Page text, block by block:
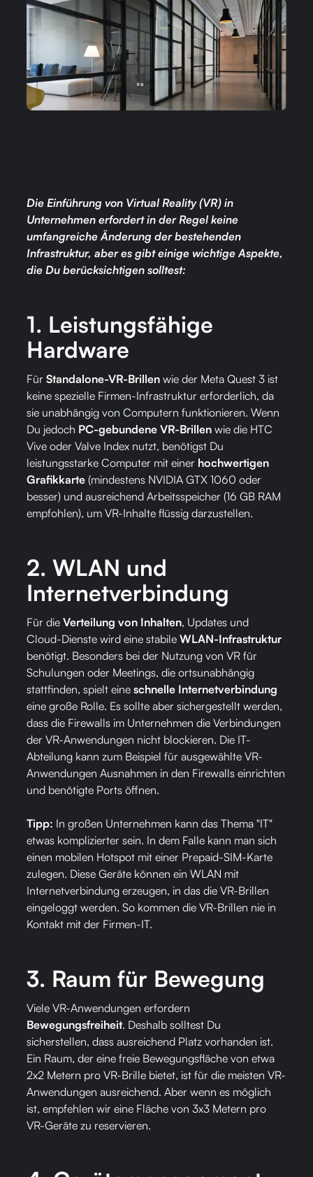
Die Einführung von Virtual Reality (VR) in
Unternehmen erfordert in der Regel keine
umfangreiche Änderung der bestehenden
Infrastruktur, aber es gibt einige wichtige Aspekte,
die Du berücksichtigen solltest:
1. Leistungsfähige
Hardware
FürStandalone-VR-Brillen wie der Meta Quest 3 ist
keine spezielle Firmen-Infrastruktur erforderlich, da
sie unabhängig von Computern funktionieren. Wenn
Du jedoch PC-gebundene VR-Brillen wie die HTC
Vive oder Valve Index nutzt, benötigst Du
leistungsstarke Computer mit einer hochwertigen
Grafikkarte (mindestens NVIDIA GTX 1060 oder
besser) und ausreichend Arbeitsspeicher (16 GB RAM
empfohlen), um VR-Inhalte flüssig darzustellen​.
2.WLAN und
Internetverbindung
Für dieVerteilung von Inhalten, Updates und
Cloud-Dienste wird eine stabileWLAN-Infrastruktur
benötigt. Besonders bei der Nutzung von VR für
Schulungen oder Meetings, die ortsunabhängig
stattfinden, spielt eineschnelle Internetverbindung
eine große Rolle. Es sollte aber sichergestellt werden,
dass die Firewalls im Unternehmen die Verbindungen
der VR-Anwendungen nicht blockieren. Die IT-
Abteilung kann zum Beispiel für ausgewählte VR-
Anwendungen Ausnahmen in den Firewalls einrichten
und benötigte Ports öffnen.
Tipp: In großen Unternehmen kann das Thema "IT"
etwas komplizierter sein. In dem Falle kann man sich
einen mobilen Hotspot mit einer Prepaid-SIM-Karte
zulegen. Diese Geräte können ein WLAN mit
Internetverbindung erzeugen, in das die VR-Brillen
eingeloggt werden. So kommen die VR-Brillen nie in
Kontakt mit der Firmen-IT.
3. Raum für Bewegung
Viele VR-Anwendungen erfordern
Bewegungsfreiheit. Deshalb solltest Du
sicherstellen, dass ausreichend Platz vorhanden ist.
Ein Raum, der eine freie Bewegungsfläche von etwa
2x2 Metern pro VR-Brille bietet, ist für die meisten VR-
Anwendungen ausreichend. Aber wenn es möglich
ist, empfehlen wir eine Fläche von 3x3 Metern pro
VR-Geräte zu reservieren​.